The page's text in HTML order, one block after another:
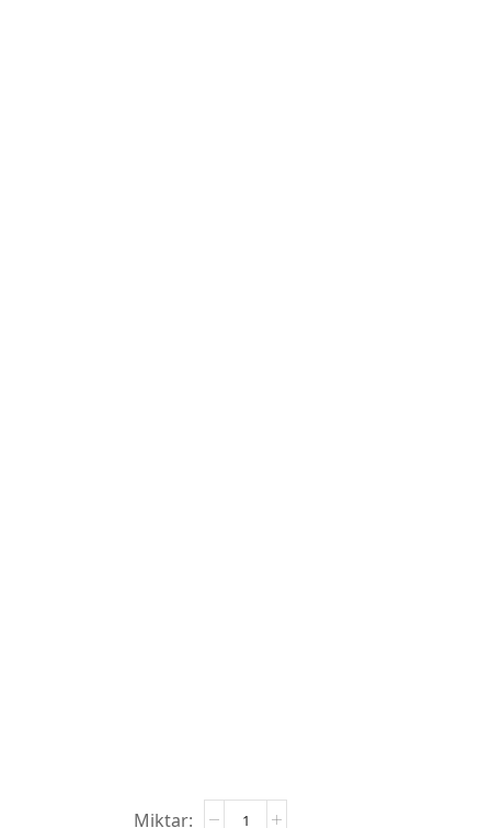
Kartvizit